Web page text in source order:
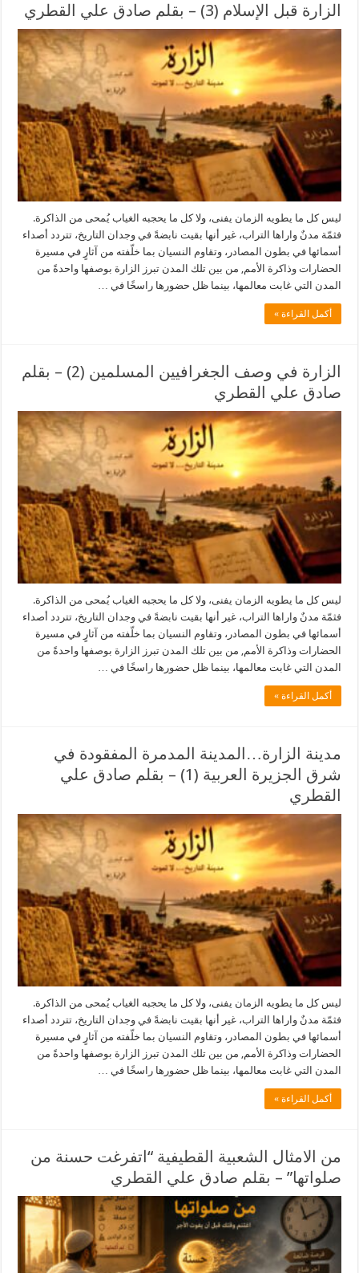
الزارة قبل الإسلام (3) – بقلم صادق علي القطري
ليس كل ما يطويه الزمان يفنى، ولا كل ما يحجبه الغياب يُمحى من الذاكرة.
فثمّة مدنٌ واراها التراب، غير أنها بقيت نابضةً في وجدان التاريخ، تتردد أصداء
أسمائها في بطون المصادر، وتقاوم النسيان بما خلّفته من آثارٍ في مسيرة
الحضارات وذاكرة الأمم, من بين تلك المدن تبرز الزارة بوصفها واحدةً من
المدن التي غابت معالمها، بينما ظل حضورها راسخًا في …
أكمل القراءة »
الزارة في وصف الجغرافيين المسلمين (2) – بقلم
صادق علي القطري
ليس كل ما يطويه الزمان يفنى، ولا كل ما يحجبه الغياب يُمحى من الذاكرة.
فثمّة مدنٌ واراها التراب، غير أنها بقيت نابضةً في وجدان التاريخ، تتردد أصداء
أسمائها في بطون المصادر، وتقاوم النسيان بما خلّفته من آثارٍ في مسيرة
الحضارات وذاكرة الأمم, من بين تلك المدن تبرز الزارة بوصفها واحدةً من
المدن التي غابت معالمها، بينما ظل حضورها راسخًا في …
أكمل القراءة »
مدينة الزارة…المدينة المدمرة المفقودة في
شرق الجزيرة العربية (1) – بقلم صادق علي
القطري
ليس كل ما يطويه الزمان يفنى، ولا كل ما يحجبه الغياب يُمحى من الذاكرة.
فثمّة مدنٌ واراها التراب، غير أنها بقيت نابضةً في وجدان التاريخ، تتردد أصداء
أسمائها في بطون المصادر، وتقاوم النسيان بما خلّفته من آثارٍ في مسيرة
الحضارات وذاكرة الأمم, من بين تلك المدن تبرز الزارة بوصفها واحدةً من
المدن التي غابت معالمها، بينما ظل حضورها راسخًا في …
أكمل القراءة »
من الامثال الشعبية القطيفية “اتفرغت حسنة من
صلواتها” – بقلم صادق علي القطري